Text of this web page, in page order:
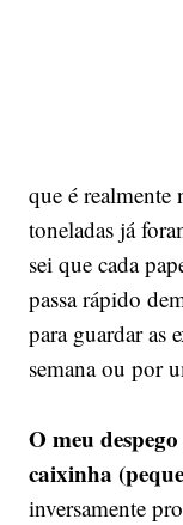
que é realmente
toneladas já
sei que cada
passa rápido
para guardar as
semana ou por
O meu
caixinha
inversamente